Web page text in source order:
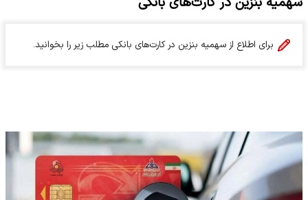
برای اطلاع از سهمیه بنزین در کارت‌های بانکی مطلب زیر را بخوانید.